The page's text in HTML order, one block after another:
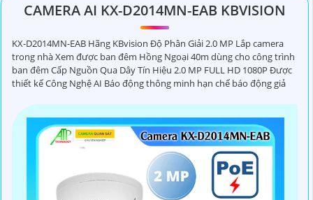
CAMERA AI KX-D2014MN-EAB KBVISION
KX-D2014MN-EAB Hãng KBvision Độ Phân Giải 2.0 MP Lắp camera
trong nhà Xem được ban đêm Hồng Ngoại 40m dùng cho công trình
ban đêm Cấp Nguồn Qua Dây Tín Hiệu 2.0 MP FULL HD 1080P Được
thiết kế Công Nghệ AI Báo động thông minh hạn chế báo động giả